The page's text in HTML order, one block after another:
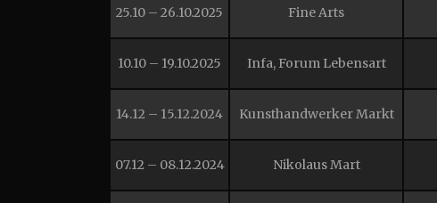
25.10 – 26.10.2025 Fine Arts
10.10 – 19.10.2025 Infa, Forum Lebensart
14.12 – 15.12.2024 Kunsthandwerker Markt
07.12 – 08.12.2024 Nikolaus Mart